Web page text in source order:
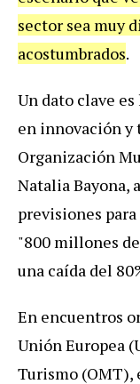
sector sea muy
acostumbrados.
Un dato clave
en innovación y
Organización
Natalia Bayona,
previsiones
"800 millones
una caída del
En encuentros
Unión Europea
Turismo (OMT),